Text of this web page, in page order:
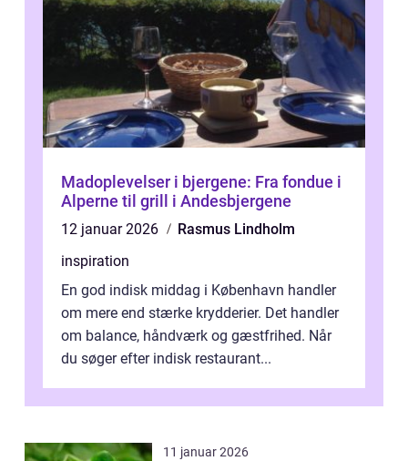
Madoplevelser i bjergene: Fra fondue i
Alperne til grill i Andesbjergene
12 januar 2026
Rasmus Lindholm
inspiration
En god indisk middag i København handler
om mere end stærke krydderier. Det handler
om balance, håndværk og gæstfrihed. Når
du søger efter indisk restaurant...
11 januar 2026